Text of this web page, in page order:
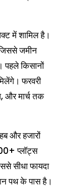
में शामिल है।
जमीन
पहले किसानों
फरवरी
और मार्च तक
और हजारों
प्लॉट्स
सीधा फायदा
पथ के पास है।